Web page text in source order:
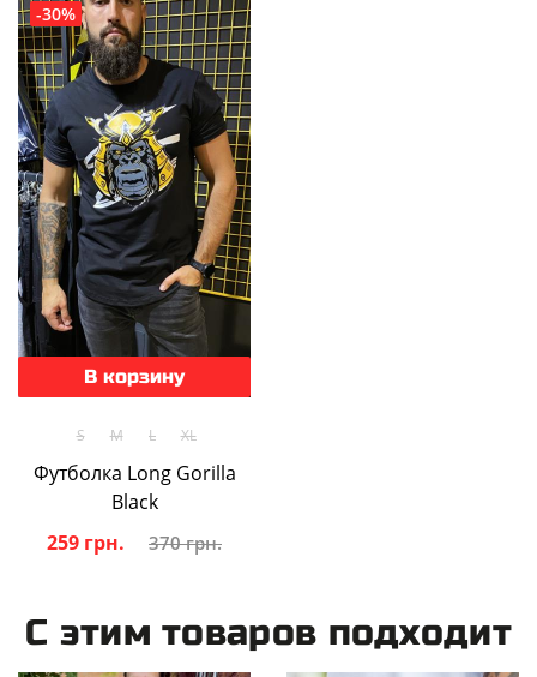
-30%
В корзину
S M L XL
Футболка Long Gorilla
Black
259 грн.
370 грн.
С этим товаров подходит